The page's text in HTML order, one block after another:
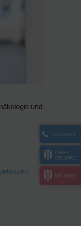
KONTAKT
INSEL
GRUPPE
MYINSEL
und